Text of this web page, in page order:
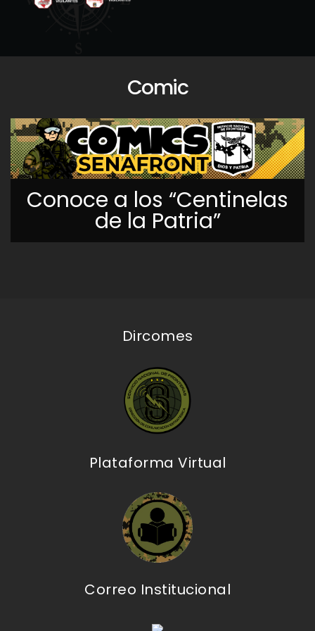
Comic
Conoce a los “Centinelas
de la Patria”
Dircomes
Plataforma Virtual
Correo Institucional